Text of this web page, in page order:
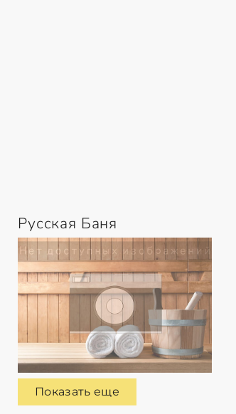
Русская Баня
Показать еще